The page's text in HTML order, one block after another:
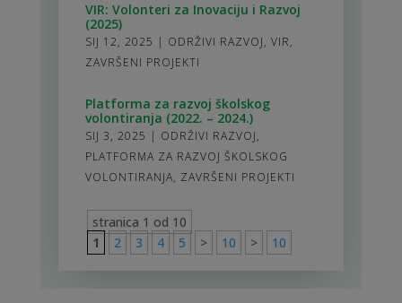
VIR: Volonteri za Inovaciju i Razvoj
(2025)
SIJ 12, 2025 | ODRŽIVI RAZVOJ, VIR,
ZAVRŠENI PROJEKTI
Platforma za razvoj školskog
volontiranja (2022. – 2024.)
SIJ 3, 2025 | ODRŽIVI RAZVOJ,
PLATFORMA ZA RAZVOJ ŠKOLSKOG
VOLONTIRANJA, ZAVRŠENI PROJEKTI
stranica 1 od 10
1
2 3 4 5 > 10 > 10